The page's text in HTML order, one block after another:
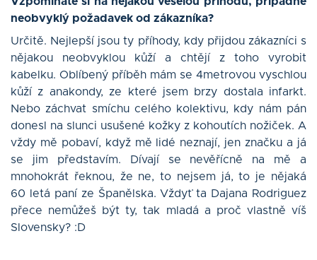
neobvyklý požadavek od zákazníka?
Určitě. Nejlepší jsou ty příhody, kdy přijdou zákazníci s
nějakou neobvyklou kůží a chtějí z toho vyrobit
kabelku. Oblíbený příběh mám se 4metrovou vyschlou
kůží z anakondy, ze které jsem brzy dostala infarkt.
Nebo záchvat smíchu celého kolektivu, kdy nám pán
donesl na slunci usušené kožky z kohoutích nožiček. A
vždy mě pobaví, když mě lidé neznají, jen značku a já
se jim představím. Dívají se nevěřícně na mě a
mnohokrát řeknou, že ne, to nejsem já, to je nějaká
60 letá paní ze Španělska. Vždyť ta Dajana Rodriguez
přece nemůžeš být ty, tak mladá a proč vlastně víš
Slovensky? :D